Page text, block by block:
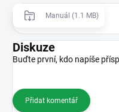
Manuál (1.1 MB)
Diskuze
Buďte první, kdo napíše
Přidat komentář